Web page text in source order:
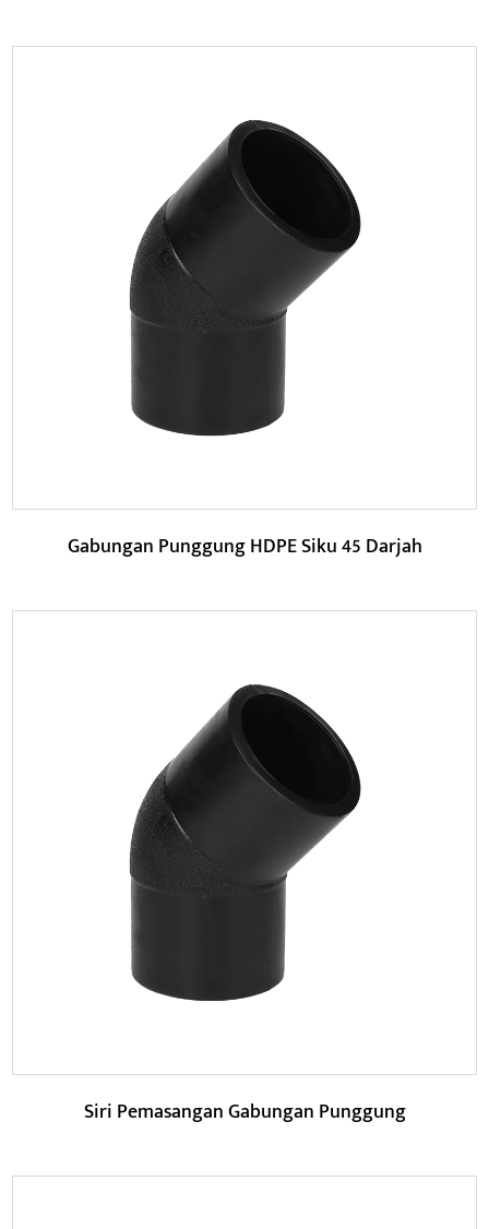
Parameter:
HDPE Butt Fusion Stub End mempunyai reka bentuk
kimpalan unik yang boleh mencapai sambungan lancar
antara p...
BACA LAGI
Parameter:
Dalam bidang rawatan air, HDPE Butt Fusion 45 darjah
siku digunakan secara meluas dalam bekalan air dan sis...
BACA LAGI
Gabungan Punggung HDPE Siku 45 Darjah
Siri Pemasangan Gabungan Punggung